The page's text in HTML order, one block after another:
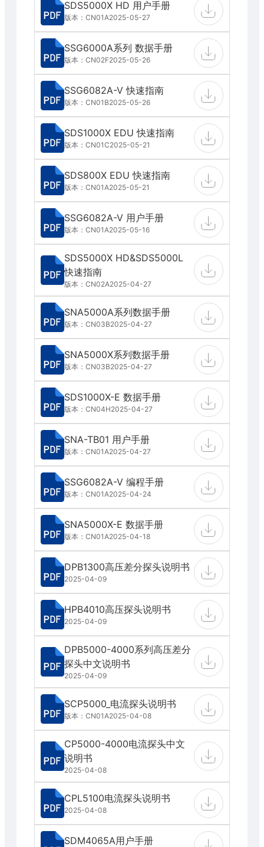
SDS5000X HD 用户手册
版本：CN01A2025-05-27
SSG6000A系列 数据手册
版本：CN02F2025-05-26
SSG6082A-V 快速指南
版本：CN01B2025-05-26
SDS1000X EDU 快速指南
版本：CN01C2025-05-21
SDS800X EDU 快速指南
版本：CN01A2025-05-21
SSG6082A-V 用户手册
版本：CN01A2025-05-16
SDS5000X HD&SDS5000L
快速指南
版本：CN02A2025-04-27
SNA5000A系列数据手册
版本：CN03B2025-04-27
SNA5000X系列数据手册
版本：CN03B2025-04-27
SDS1000X-E 数据手册
版本：CN04H2025-04-27
SNA-TB01 用户手册
版本：CN01A2025-04-27
SSG6082A-V 编程手册
版本：CN01A2025-04-24
SNA5000X-E 数据手册
版本：CN01A2025-04-18
DPB1300高压差分探头说明书
2025-04-09
HPB4010高压探头说明书
2025-04-09
DPB5000-4000系列高压差分
探头中文说明书
2025-04-09
SCP5000_电流探头说明书
版本：CN01A2025-04-08
CP5000-4000电流探头中文
说明书
2025-04-08
CPL5100电流探头说明书
2025-04-08
SDM4065A用户手册